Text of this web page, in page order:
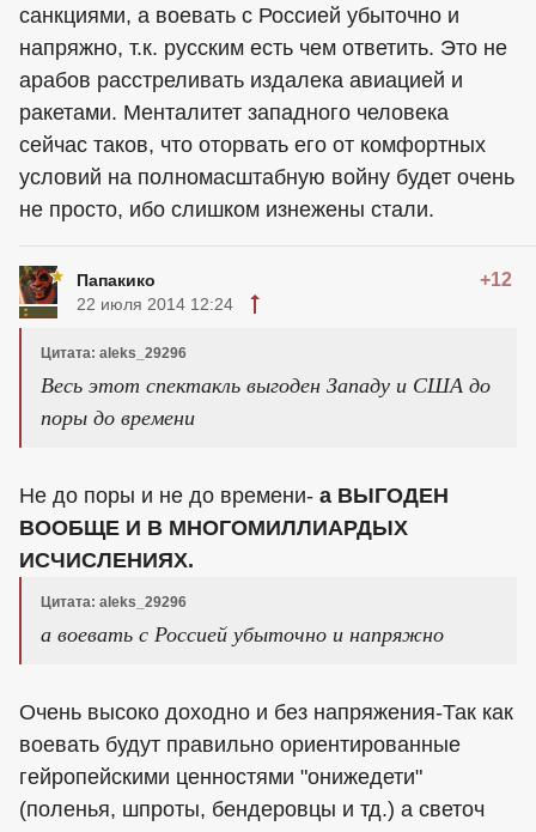
санкциями, а воевать с Россией убыточно и
напряжно, т.к. русским есть чем ответить. Это не
арабов расстреливать издалека авиацией и
ракетами. Менталитет западного человека
сейчас таков, что оторвать его от комфортных
условий на полномасштабную войну будет очень
не просто, ибо слишком изнежены стали.
Папакико +12
22 июля 2014 12:24
Цитата: aleks_29296
Весь этот спектакль выгоден Западу и США до
поры до времени
Не до поры и не до времени- а ВЫГОДЕН
ВООБЩЕ И В МНОГОМИЛЛИАРДЫХ
ИСЧИСЛЕНИЯХ.
Цитата: aleks_29296
а воевать с Россией убыточно и напряжно
Очень высоко доходно и без напряжения-Так как
воевать будут правильно ориентированные
гейропейскими ценностями "онижедети"
(поленья, шпроты, бендеровцы и тд.) а светоч